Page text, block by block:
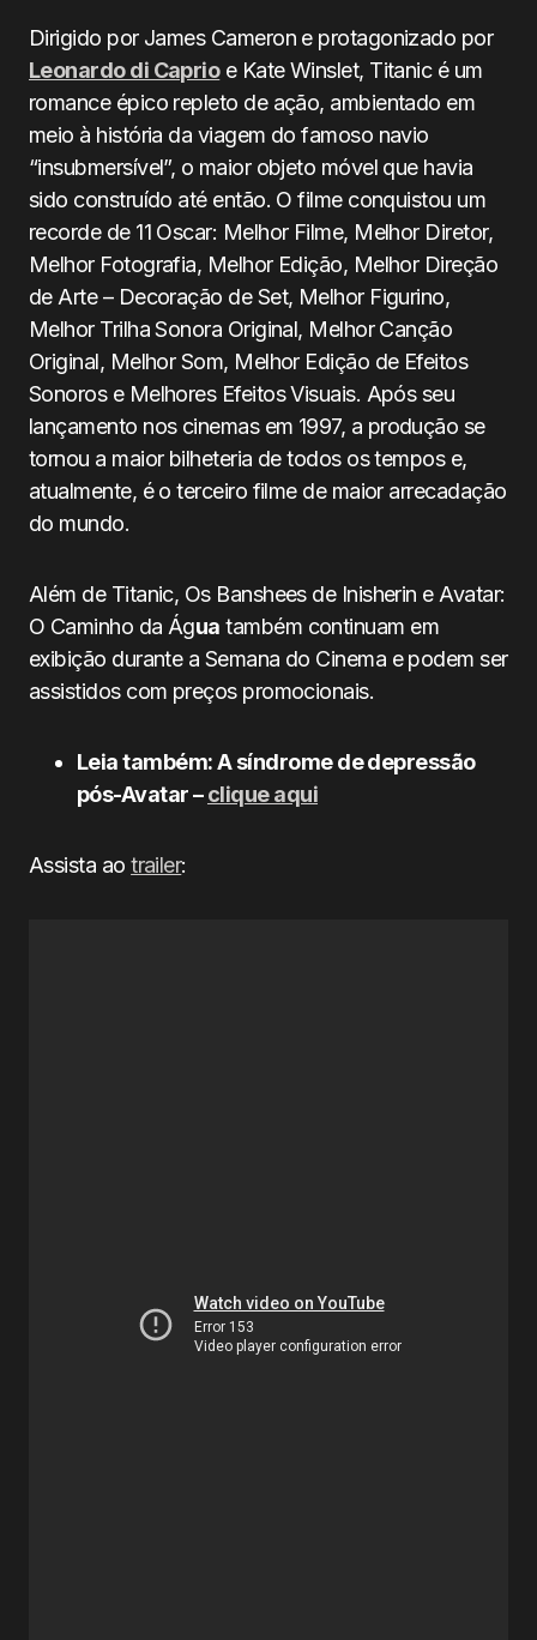
Dirigido por James Cameron e protagonizado por
Leonardo di Caprioe Kate Winslet, Titanic é um
romance épico repleto de ação, ambientado em
meio à história da viagem do famoso navio
“insubmersível”, o maior objeto móvel que havia
sido construído até então. O filme conquistou um
recorde de 11 Oscar: Melhor Filme, Melhor Diretor,
Melhor Fotografia, Melhor Edição, Melhor Direção
de Arte – Decoração de Set, Melhor Figurino,
Melhor Trilha Sonora Original, Melhor Canção
Original, Melhor Som, Melhor Edição de Efeitos
Sonoros e Melhores Efeitos Visuais. Após seu
lançamento nos cinemas em 1997, a produção se
tornou a maior bilheteria de todos os tempos e,
atualmente, é o terceiro filme de maior arrecadação
do mundo.
Além de Titanic, Os Banshees de Inisherin e Avatar:
O Caminho da Água também continuam em
exibição durante a Semana do Cinema e podem ser
assistidos com preços promocionais.
Leia também: A síndrome de depressão
pós-Avatar –clique aqui
Assista aotrailer: